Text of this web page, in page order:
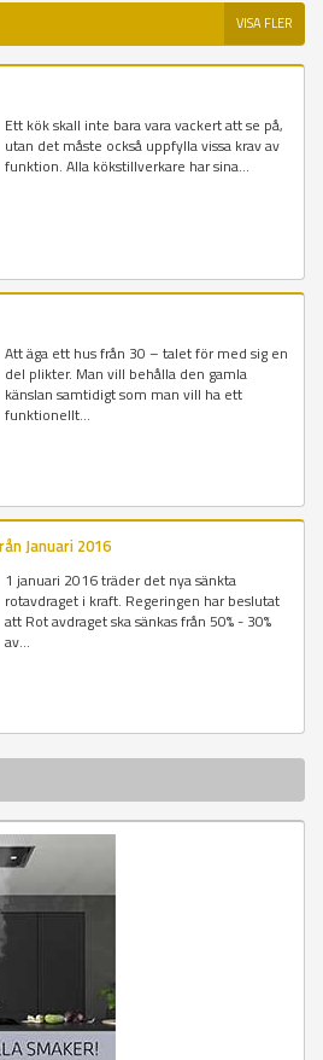
VISA FLER
Ett kök skall inte bara vara vackert att se på,
utan det måste också uppfylla vissa krav av
funktion. Alla kökstillverkare har sina...
Att äga ett hus från 30 – talet för med sig en
del plikter. Man vill behålla den gamla
känslan samtidigt som man vill ha ett
funktionellt...
Januari 2016
1 januari 2016 träder det nya sänkta
rotavdraget i kraft. Regeringen har beslutat
att Rot avdraget ska sänkas från 50% - 30%
av...